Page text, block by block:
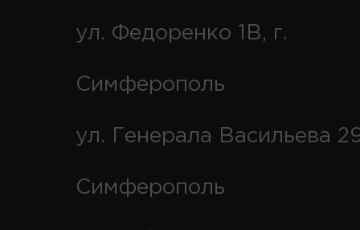
ул. Федоренко 1В, г.
Симферополь
ул. Генерала Васильева
Симферополь